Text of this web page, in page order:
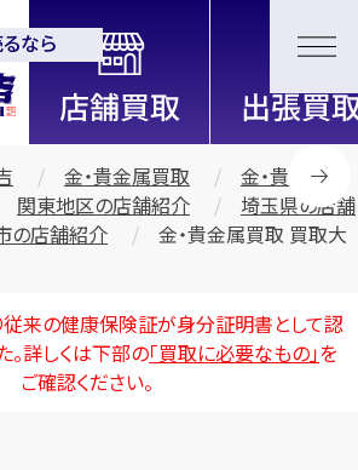
開中！
信頼と実績の買取専門店「買取大
なら
金・貴金属買取
金・貴金属買
関東地区の店舗紹介
埼玉県の店舗
の店舗紹介
金・貴金属買取 買取大
来の健康保険証が身分証明書として認
。詳しくは下部の「買取に必要なもの」を
ご確認ください。